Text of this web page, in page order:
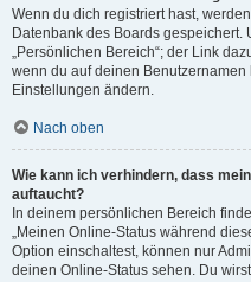
Wenn du dich registriert hast,
Datenbank des Boards gespeichert.
„Persönlichen Bereich“; der Link
wenn du auf deinen
Einstellungen ändern.
Nach oben
Wie kann ich verhindern, dass
auftaucht?
In deinem persönlichen Bereich
„Meinen Online-Status während
Option einschaltest, können nur
deinen Online-Status sehen. Du